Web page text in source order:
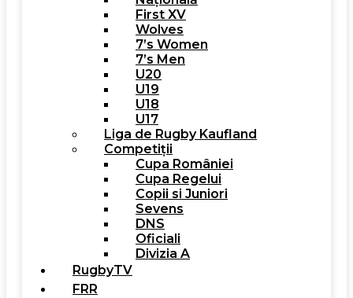
First XV
Wolves
7’s Women
7’s Men
U20
U19
U18
U17
Liga de Rugby Kaufland
Competiții
Cupa României
Cupa Regelui
Copii si Juniori
Sevens
DNS
Oficiali
Divizia A
RugbyTV
FRR